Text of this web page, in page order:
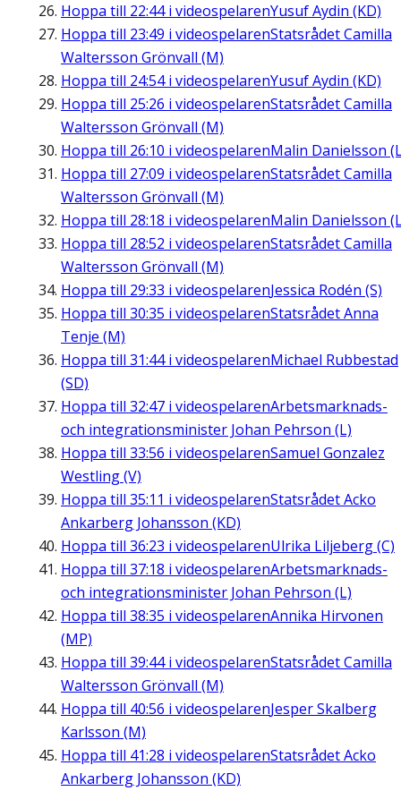
Hoppa till 22:44i videospelarenYusuf Aydin (KD)
Hoppa till 23:49 i videospelarenStatsrådet Camilla
Waltersson Grönvall (M)
Hoppa till 24:54i videospelarenYusuf Aydin (KD)
Hoppa till 25:26 i videospelarenStatsrådet Camilla
Waltersson Grönvall (M)
Hoppa till 26:10 i videospelarenMalin Danielsson
Hoppa till 27:09 i videospelarenStatsrådet Camilla
Waltersson Grönvall (M)
Hoppa till 28:18 i videospelarenMalin Danielsson
Hoppa till 28:52 i videospelarenStatsrådet Camilla
Waltersson Grönvall (M)
Hoppa till 29:33 i videospelarenJessica Rodén (S)
Hoppa till 30:35 i videospelarenStatsrådet Anna
Tenje (M)
Hoppa till 31:44i videospelarenMichael Rubbestad
(SD)
Hoppa till 32:47 i videospelarenArbetsmarknads-
och integrationsminister Johan Pehrson (L)
Hoppa till 33:56 i videospelarenSamuel Gonzalez
Westling (V)
Hoppa till 35:11 i videospelarenStatsrådet Acko
Ankarberg Johansson (KD)
Hoppa till 36:23 i videospelarenUlrika Liljeberg (C)
Hoppa till 37:18 i videospelarenArbetsmarknads-
och integrationsminister Johan Pehrson (L)
Hoppa till 38:35 i videospelarenAnnika Hirvonen
(MP)
Hoppa till 39:44i videospelarenStatsrådet Camilla
Waltersson Grönvall (M)
Hoppa till 40:56 i videospelarenJesper Skalberg
Karlsson (M)
Hoppa till 41:28 i videospelarenStatsrådet Acko
Ankarberg Johansson (KD)